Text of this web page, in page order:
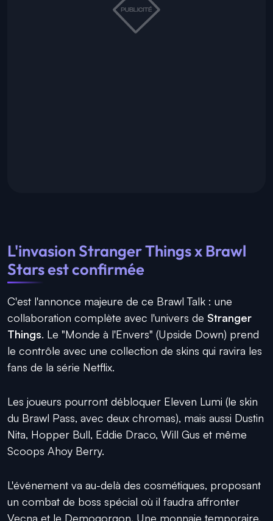
L'invasion Stranger Things x Brawl
Stars est confirmée
C'est l'annonce majeure de ce Brawl Talk : une
collaboration complète avec l'univers de Stranger
Things. Le "Monde à l'Envers" (Upside Down) prend
le contrôle avec une collection de skins qui ravira les
fans de la série Netflix.
Les joueurs pourront débloquer Eleven Lumi (le skin
du Brawl Pass, avec deux chromas), mais aussi Dustin
Nita, Hopper Bull, Eddie Draco, Will Gus et même
Scoops Ahoy Berry.
L'événement va au-delà des cosmétiques, proposant
un combat de boss spécial où il faudra affronter
Vecna et le Demogorgon. Une monnaie temporaire,